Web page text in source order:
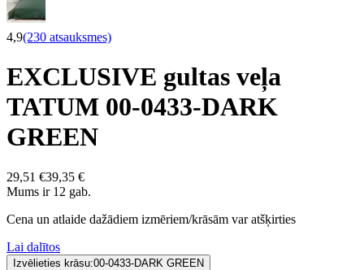
4,9(230 atsauksmes)
EXCLUSIVE gultas veļa
TATUM 00-0433-DARK
GREEN
29,51 €39,35 €
Mums ir 12 gab.
Cena un atlaide dažādiem izmēriem/krāsām var atšķirties
Lai dalītos
Izvēlieties krāsu:00-0433-DARK GREEN